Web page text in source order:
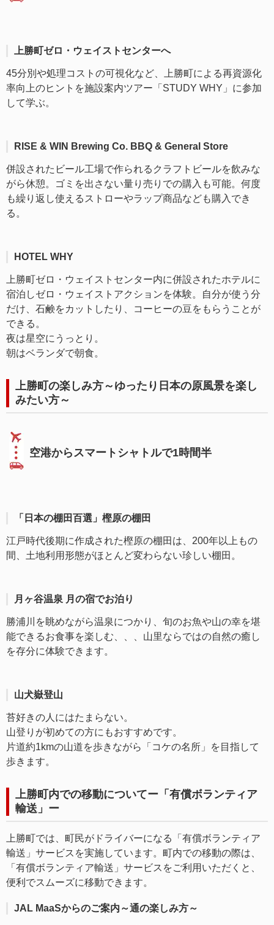
上勝町ゼロ・ウェイストセンターへ
45分別や処理コストの可視化など、上勝町による再資源化
率向上のヒントを施設案内ツアー「STUDY WHY」に参加
して学ぶ。
RISE & WIN Brewing Co. BBQ & General Store
併設されたビール工場で作られるクラフトビールを飲みな
がら休憩。ゴミを出さない量り売りでの購入も可能。何度
も繰り返し使えるストローやラップ商品なども購入でき
る。
HOTEL WHY
上勝町ゼロ・ウェイストセンター内に併設されたホテルに
宿泊しゼロ・ウェイストアクションを体験。自分が使う分
だけ、石鹸をカットしたり、コーヒーの豆をもらうことが
できる。
夜は星空にうっとり。
朝はベランダで朝食。
上勝町の楽しみ方～ゆったり日本の原風景を楽し
みたい方～
空港からスマートシャトルで1時間半
「日本の棚田百選」樫原の棚田
江戸時代後期に作成された樫原の棚田は、200年以上もの
間、土地利用形態がほとんど変わらない珍しい棚田。
月ヶ谷温泉 月の宿でお泊り
勝浦川を眺めながら温泉につかり、旬のお魚や山の幸を堪
能できるお食事を楽しむ、、、山里ならではの自然の癒し
を存分に体験できます。
山犬嶽登山
苔好きの人にはたまらない。
山登りが初めての方にもおすすめです。
片道約1kmの山道を歩きながら「コケの名所」を目指して
歩きます。
上勝町内での移動についてー「有償ボランティア
輸送」ー
上勝町では、町民がドライバーになる「有償ボランティア
輸送」サービスを実施しています。町内での移動の際は、
「有償ボランティア輸送」サービスをご利用いただくと、
便利でスムーズに移動できます。
JAL MaaSからのご案内～通の楽しみ方～